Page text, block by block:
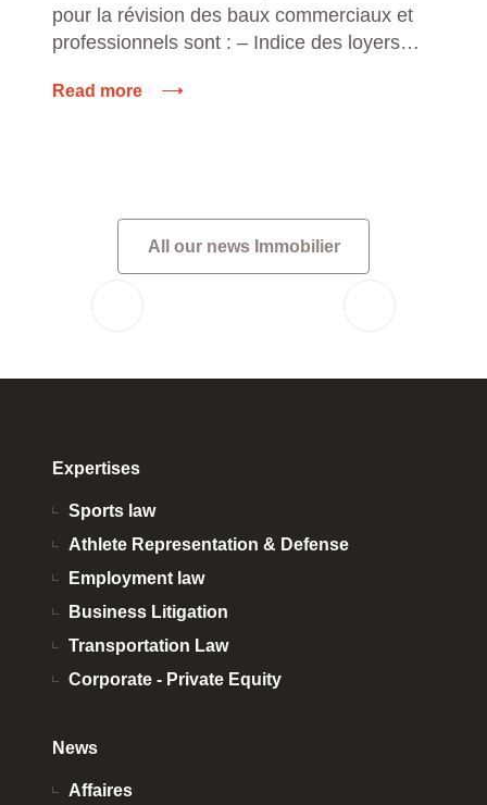
pour la révision des baux commerciaux et
professionnels sont : – Indice des loyers
un an) – Indice des loyers tertiaires (ILAT) :
Read more
All our news Immobilier
Expertises
Sports law
Athlete Representation & Defense
Employment law
Business Litigation
Transportation Law
Corporate - Private Equity
News
Affaires